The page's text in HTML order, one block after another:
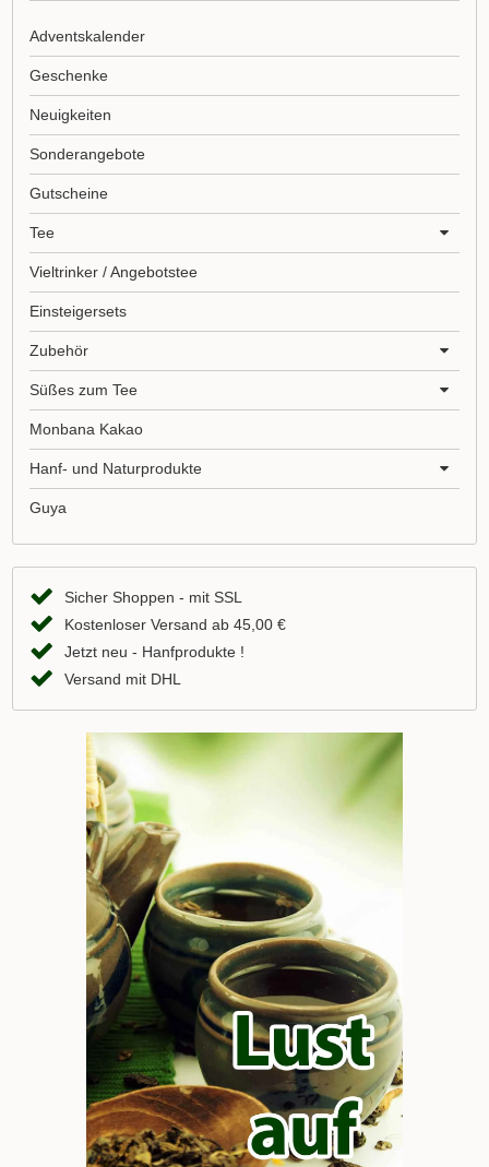
Adventskalender
Geschenke
Neuigkeiten
Sonderangebote
Gutscheine
Tee
Vieltrinker / Angebotstee
Einsteigersets
Zubehör
Süßes zum Tee
Monbana Kakao
Hanf- und Naturprodukte
Guya
Sicher Shoppen - mit SSL
Kostenloser Versand ab 45,00 €
Jetzt neu - Hanfprodukte !
Versand mit DHL